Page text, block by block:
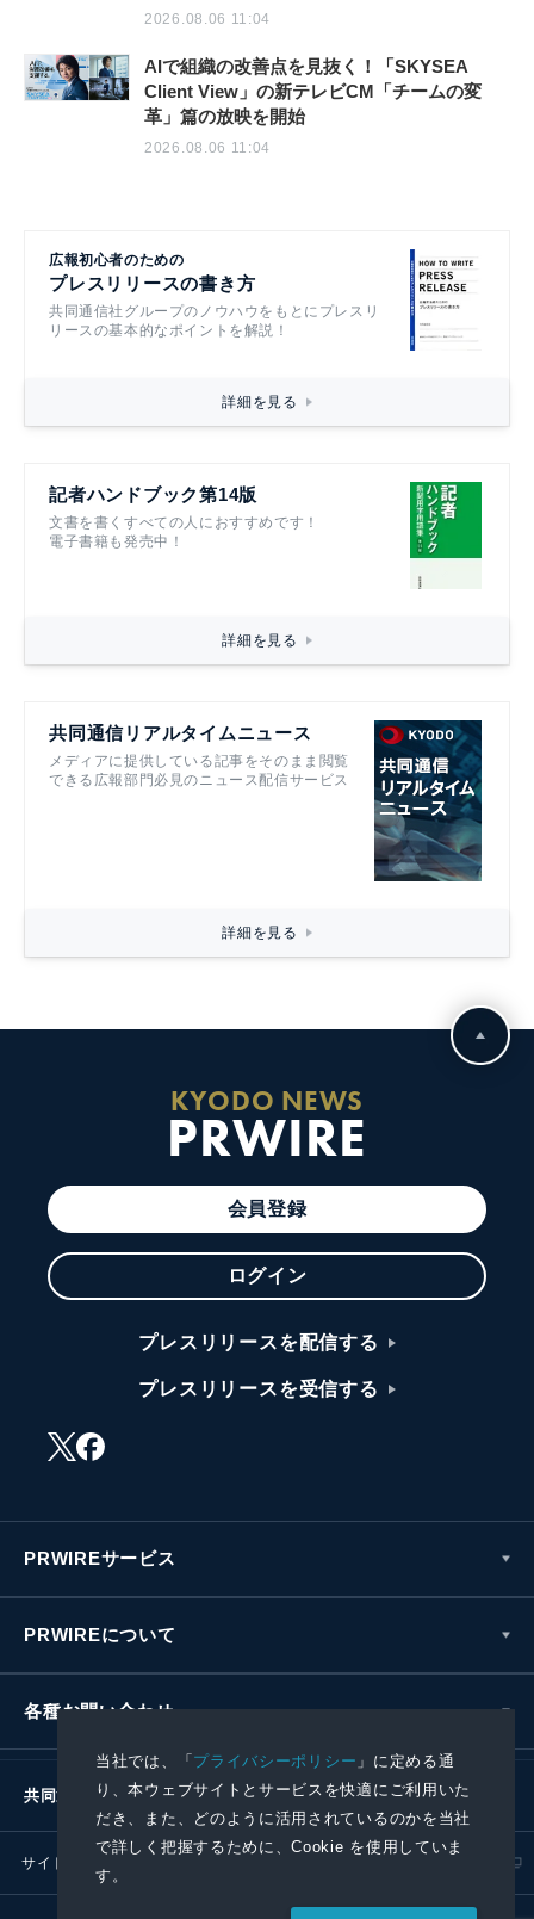
当社では、「プライバシーポリシー 」に定める通
り、本ウェブサイトとサービスを快適にご利用いた
だき、また、どのように活用されているのかを当社
で詳しく把握するために、Cookie を使用していま
す。
2026.08.06 11:04
AIで組織の改善点を見抜く！「SKYSEA
Client View」の新テレビCM「チームの変
革」篇の放映を開始
2026.08.06 11:04
広報初心者のための
プレスリリースの書き方
共同通信社グループのノウハウをもとにプレスリ
リースの基本的なポイントを解説！
詳細を見る
記者ハンドブック第14版
文書を書くすべての人におすすめです！
電子書籍も発売中！
詳細を見る
共同通信リアルタイムニュース
メディアに提供している記事をそのまま閲覧
できる広報部門必見のニュース配信サービス
詳細を見る
KYODO NEWS
PRWIRE
会員登録
ログイン
プレスリリースを配信する
プレスリリースを受信する
PRWIREサービス
PRWIREについて
各種お問い合わせ
共同通信社グループ
サイトポリシー